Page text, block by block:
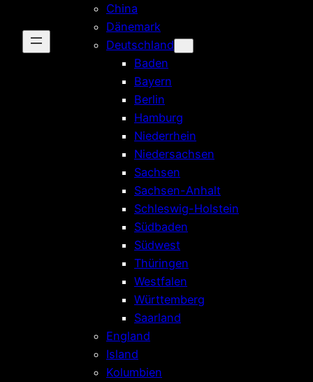
China
Dänemark
Deutschland
Baden
Bayern
Berlin
Hamburg
Niederrhein
Niedersachsen
Sachsen
Sachsen-Anhalt
Schleswig-Holstein
Südbaden
Südwest
Thüringen
Westfalen
Württemberg
Saarland
England
Island
Kolumbien